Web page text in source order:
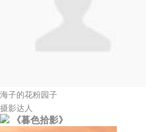
海子的花粉园子
摄影达人
《暮色拾影》